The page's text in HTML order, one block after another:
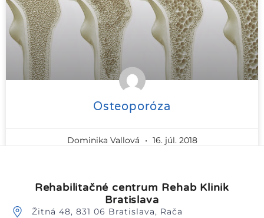
Osteoporóza
Dominika Vallová 16. júl. 2018
Rehabilitačné centrum Rehab Klinik
Bratislava
Žitná 48, 831 06 Bratislava, Rača